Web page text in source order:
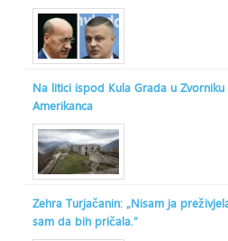
Na litici ispod Kula Grada u
Amerikanca
Zehra Turjačanin: „Nisam ja
sam da bih pričala.“